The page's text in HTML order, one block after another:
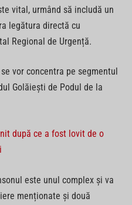
vital, urmând să includă un
legătura directă cu
Regional de Urgență.
vor concentra pe segmentul
Golăiești de Podul de la
după ce a fost lovit de o
este unul complex și va
menționate și două